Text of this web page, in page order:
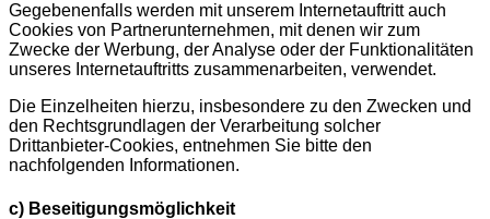
Gegebenenfalls werden mit unserem Internetauftritt auch
Cookies von Partnerunternehmen, mit denen wir zum
Zwecke der Werbung, der Analyse oder der Funktionalitäten
unseres Internetauftritts zusammenarbeiten, verwendet.
Die Einzelheiten hierzu, insbesondere zu den Zwecken und
den Rechtsgrundlagen der Verarbeitung solcher
Drittanbieter-Cookies, entnehmen Sie bitte den
nachfolgenden Informationen.
c) Beseitigungsmöglichkeit